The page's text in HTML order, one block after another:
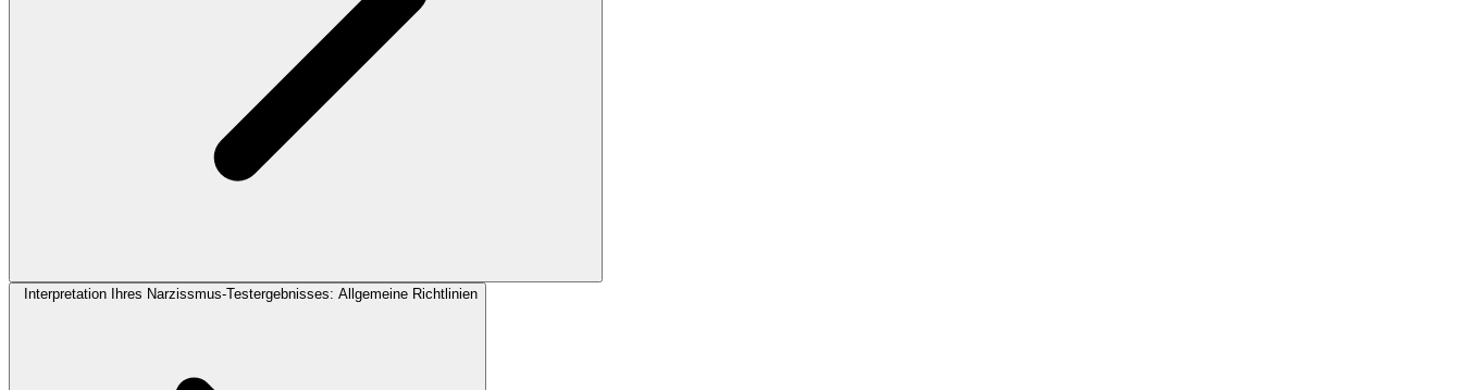
Interpretation Ihres Narzissmus-Testergebnisses: Allgemeine Richtlinien